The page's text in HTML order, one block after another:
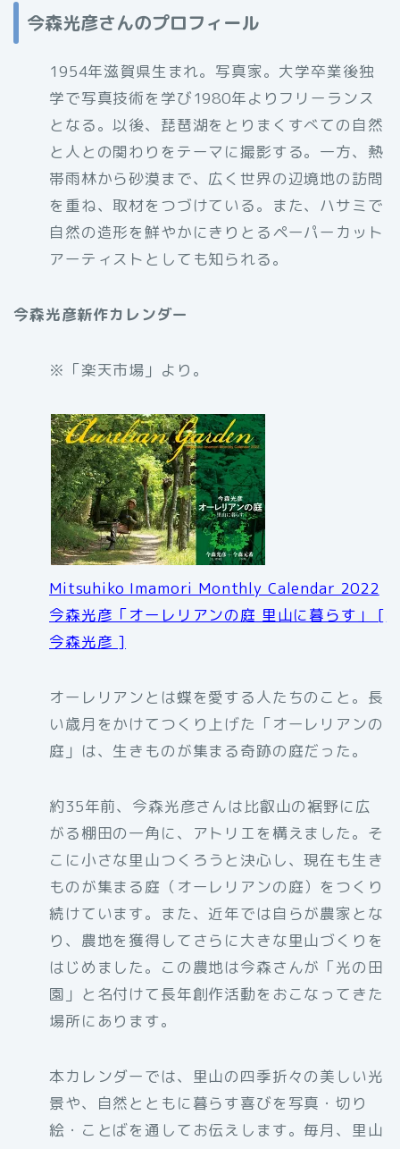
今森光彦さんのプロフィール
1954年滋賀県生まれ。写真家。大学卒業後独
学で写真技術を学び1980年よりフリーランス
となる。以後、琵琶湖をとりまくすべての自然
と人との関わりをテーマに撮影する。一方、熱
帯雨林から砂漠まで、広く世界の辺境地の訪問
を重ね、取材をつづけている。また、ハサミで
自然の造形を鮮やかにきりとるペーパーカット
アーティストとしても知られる。
今森光彦新作カレンダー
※「楽天市場」より。
Mitsuhiko Imamori Monthly Calendar 2022
今森光彦「オーレリアンの庭 里山に暮らす」 [
今森光彦 ]
オーレリアンとは蝶を愛する人たちのこと。長
い歳月をかけてつくり上げた「オーレリアンの
庭」は、生きものが集まる奇跡の庭だった。
約35年前、今森光彦さんは比叡山の裾野に広
がる棚田の一角に、アトリエを構えました。そ
こに小さな里山つくろうと決心し、現在も生き
ものが集まる庭（オーレリアンの庭）をつくり
続けています。また、近年では自らが農家とな
り、農地を獲得してさらに大きな里山づくりを
はじめました。この農地は今森さんが「光の田
園」と名付けて長年創作活動をおこなってきた
場所にあります。
本カレンダーでは、里山の四季折々の美しい光
景や、自然とともに暮らす喜びを写真・切り
絵・ことばを通してお伝えします。毎月、里山